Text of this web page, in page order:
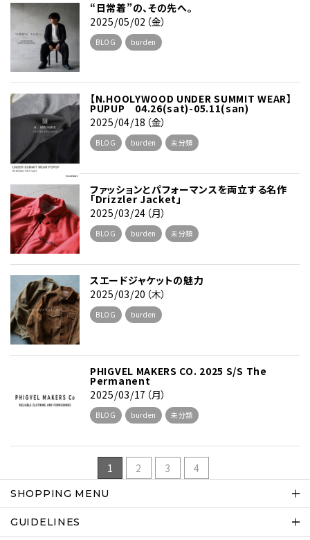
“日常着”の、その先へ。
2025/05/02（金）
BLOG burden
【N.HOOLYWOOD UNDER SUMMIT WEAR】
PUPUP 04.26(sat)-05.11(san)
2025/04/18（金）
BLOG burden 未分類
ファッションとパフォーマンスを両立する名作
「Drizzler Jacket」
2025/03/24（月）
BLOG burden 未分類
スエードジャケットの魅力
2025/03/20（木）
BLOG burden
PHIGVEL MAKERS CO. 2025 S/S The
Permanent
2025/03/17（月）
BLOG burden 未分類
1 2 3 4
SHOPPING MENU
GUIDELINES